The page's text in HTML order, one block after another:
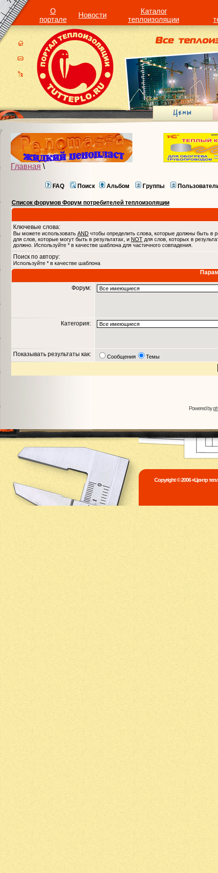
О
портале
Новости
Каталог
теплоизоляции
Главная \
FAQ Поиск Альбом Группы
Список форумов Форум потребителей теплоизоляции
Ключевые слова:
Вы можете использовать AND чтобы определить слова, которые должны быть в
для слов, которые могут быть в результатах, и NOT для слов, которых в
должно. Используйте * в качестве шаблона для частичного совпадения.
Поиск по автору:
Используйте * в качестве шаблона
Форум:
Категория:
Показывать результаты как: Сообщения Темы
Powered by
Copyright © 2006 «Центр